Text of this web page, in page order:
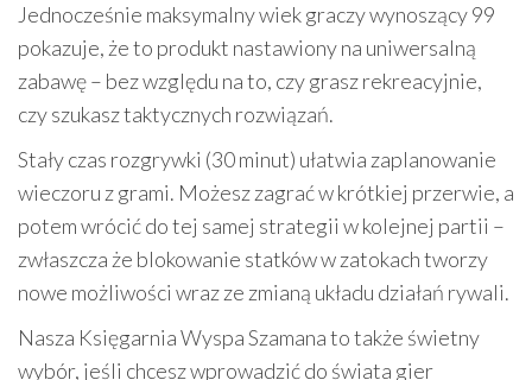
Jednocześnie maksymalny wiek graczy wynoszący 99
pokazuje, że to produkt nastawiony na uniwersalną
zabawę – bez względu na to, czy grasz rekreacyjnie,
czy szukasz taktycznych rozwiązań.
Stały czas rozgrywki (30 minut) ułatwia zaplanowanie
wieczoru z grami. Możesz zagrać w krótkiej przerwie, a
potem wrócić do tej samej strategii w kolejnej partii –
zwłaszcza że blokowanie statków w zatokach tworzy
nowe możliwości wraz ze zmianą układu działań rywali.
Nasza Księgarnia Wyspa Szamana to także świetny
wybór, jeśli chcesz wprowadzić do świata gier